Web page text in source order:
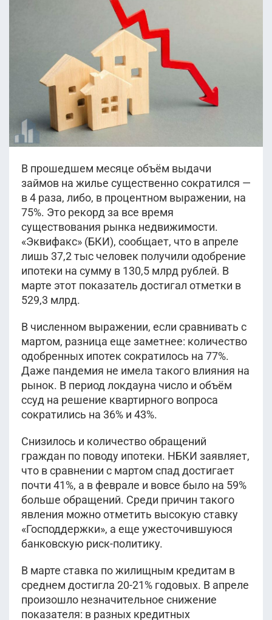
В прошедшем месяце объём выдачи
займов на жилье существенно сократился —
в 4 раза, либо, в процентном выражении, на
75%. Это рекорд за все время
существования рынка недвижимости.
«Эквифакс» (БКИ), сообщает, что в апреле
лишь 37,2 тыс человек получили одобрение
ипотеки на сумму в 130,5 млрд рублей. В
марте этот показатель достигал отметки в
529,3 млрд.
В численном выражении, если сравнивать с
мартом, разница еще заметнее: количество
одобренных ипотек сократилось на 77%.
Даже пандемия не имела такого влияния на
рынок. В период локдауна число и объём
ссуд на решение квартирного вопроса
сократились на 36% и 43%.
Снизилось и количество обращений
граждан по поводу ипотеки. НБКИ заявляет,
что в сравнении с мартом спад достигает
почти 41%, а в феврале и вовсе было на 59%
больше обращений. Среди причин такого
явления можно отметить высокую ставку
«Господдержки», а еще ужесточившуюся
банковскую риск-политику.
В марте ставка по жилищным кредитам в
среднем достигла 20-21% годовых. В апреле
произошло незначительное снижение
показателя: в разных кредитных